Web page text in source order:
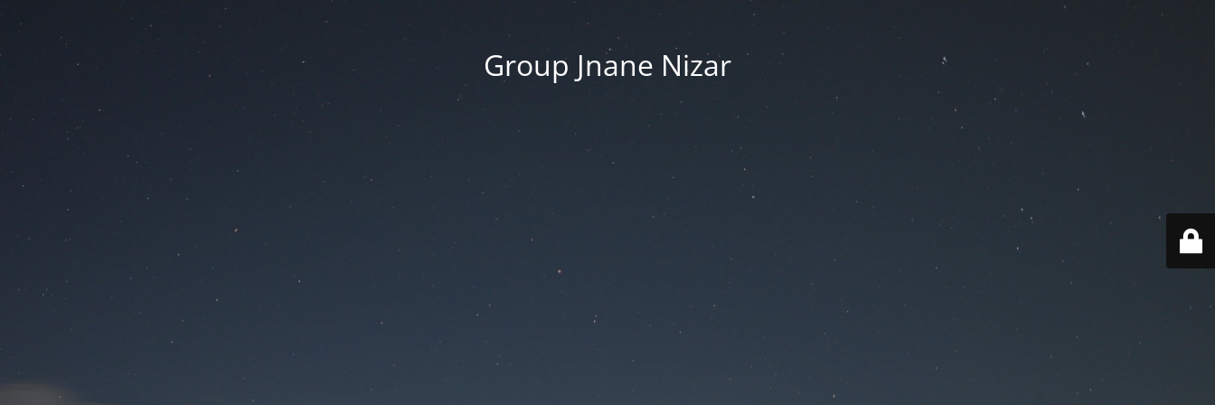
Group Jnane Nizar